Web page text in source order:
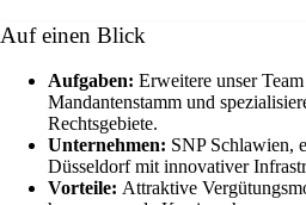
Auf einen Blick
Aufgaben: Erweitere unser
Mandantenstamm und
Rechtsgebiete.
Unternehmen: SNP Schlawien,
Düsseldorf mit innovativer
Vorteile: Attraktive